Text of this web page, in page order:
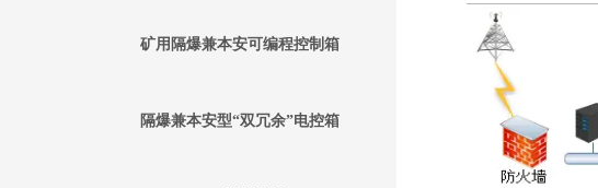
矿用隔爆兼本安可编程控制箱
隔爆兼本安型“双冗余”电控箱